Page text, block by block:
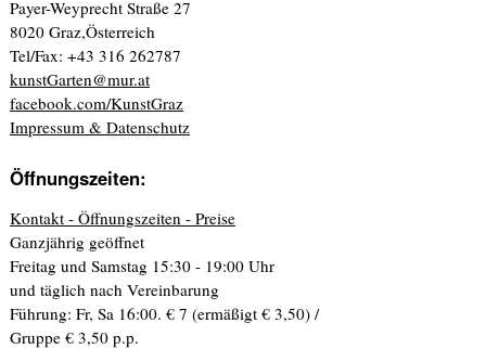
Payer-Weyprecht Straße 27
8020 Graz,Österreich
Tel/Fax: +43 316 262787
kunstGarten@mur.at
facebook.com/KunstGraz
Impressum & Datenschutz
Öffnungszeiten:
Kontakt - Öffnungszeiten - Preise
Ganzjährig geöffnet
Freitag und Samstag 15:30 - 19:00 Uhr
und täglich nach Vereinbarung
Führung: Fr, Sa 16:00. € 7 (ermäßigt € 3,50) /
Gruppe € 3,50 p.p.